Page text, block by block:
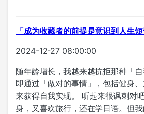
「成为收藏者的前提是意识到人生短
2024-12-27 08:00:00
随年龄增长，我越来越抗拒那种「自
即通过「做对的事情」，包括健身
来获得自我实现。 听起来很讽刺对
身，又喜欢旅行，还在学日语。但